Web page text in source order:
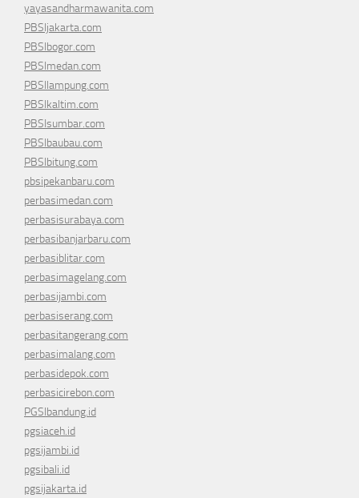
yayasandharmawanita.com
PBSIjakarta.com
PBSIbogor.com
PBSImedan.com
PBSIlampung.com
PBSIkaltim.com
PBSIsumbar.com
PBSIbaubau.com
PBSIbitung.com
pbsipekanbaru.com
perbasimedan.com
perbasisurabaya.com
perbasibanjarbaru.com
perbasiblitar.com
perbasimagelang.com
perbasijambi.com
perbasiserang.com
perbasitangerang.com
perbasimalang.com
perbasidepok.com
perbasicirebon.com
PGSIbandung.id
pgsiaceh.id
pgsijambi.id
pgsibali.id
pgsijakarta.id